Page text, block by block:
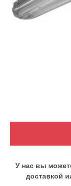
У нас вы
доставкой